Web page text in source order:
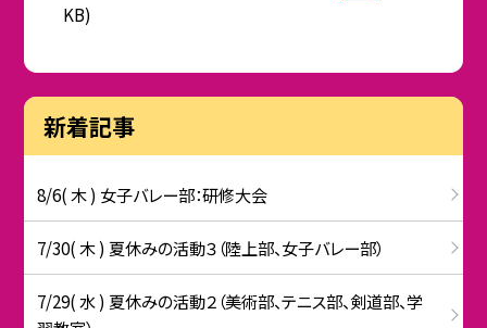
KB)
新着記事
8/6( 木 ) 女子バレー部：研修大会
7/30( 木 ) 夏休みの活動３（陸上部、女子バレー部）
7/29( 水 ) 夏休みの活動２（美術部、テニス部、剣道部、学